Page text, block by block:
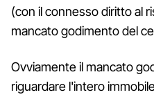
(con il connesso diritto al
mancato godimento del
Ovviamente il mancato
riguardare l'intero